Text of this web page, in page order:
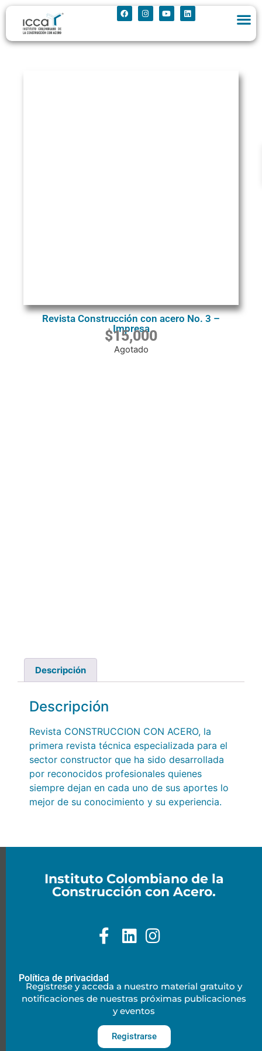
Revista Construcción con acero No. 3 –
Impresa
$15,000
Agotado
Descripción
Descripción
Revista CONSTRUCCION CON ACERO, la
primera revista técnica especializada para el
sector constructor que ha sido desarrollada
por reconocidos profesionales quienes
siempre dejan en cada uno de sus aportes lo
mejor de su conocimiento y su experiencia.
Instituto Colombiano de la
Construcción con Acero.
Política de privacidad
Regístrese y acceda a nuestro material gratuito y
notificaciones de nuestras próximas publicaciones
y eventos
Registrarse